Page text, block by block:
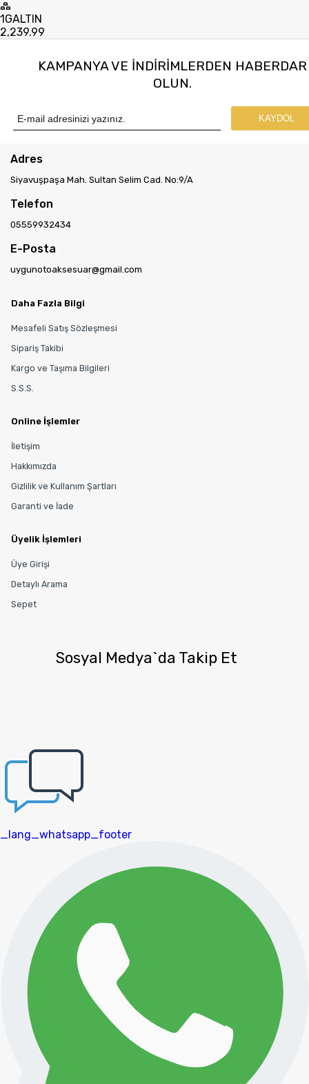
1GALTIN
2,239.99
KAMPANYA VE INDIRIMLERDEN HABERDAR
OLUN.
KAYDOL
Adres
Siyavuşpaşa Mah. Sultan Selim Cad. No:9/A
Telefon
05559932434
E-Posta
uygunotoaksesuar@gmail.com
Daha Fazla Bilgi
Mesafeli Satış Sözleşmesi
Sipariş Takibi
Kargo ve Taşıma Bilgileri
S.S.S.
Online İşlemler
İletişim
Hakkımızda
Gizlilik ve Kullanım Şartları
Garanti ve İade
Üyelik İşlemleri
Üye Girişi
Detaylı Arama
Sepet
Sosyal Medya`da Takip Et
_lang_whatsapp_footer